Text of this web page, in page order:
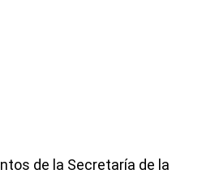
de la Secretaría de la